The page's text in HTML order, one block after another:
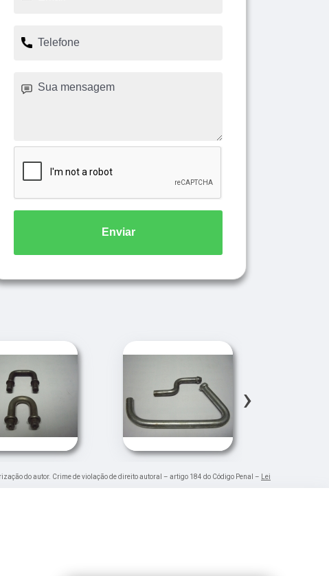
Enviar
›
do autor. Crime de violação de direito autoral – artigo 184 do Código Penal –
Lei